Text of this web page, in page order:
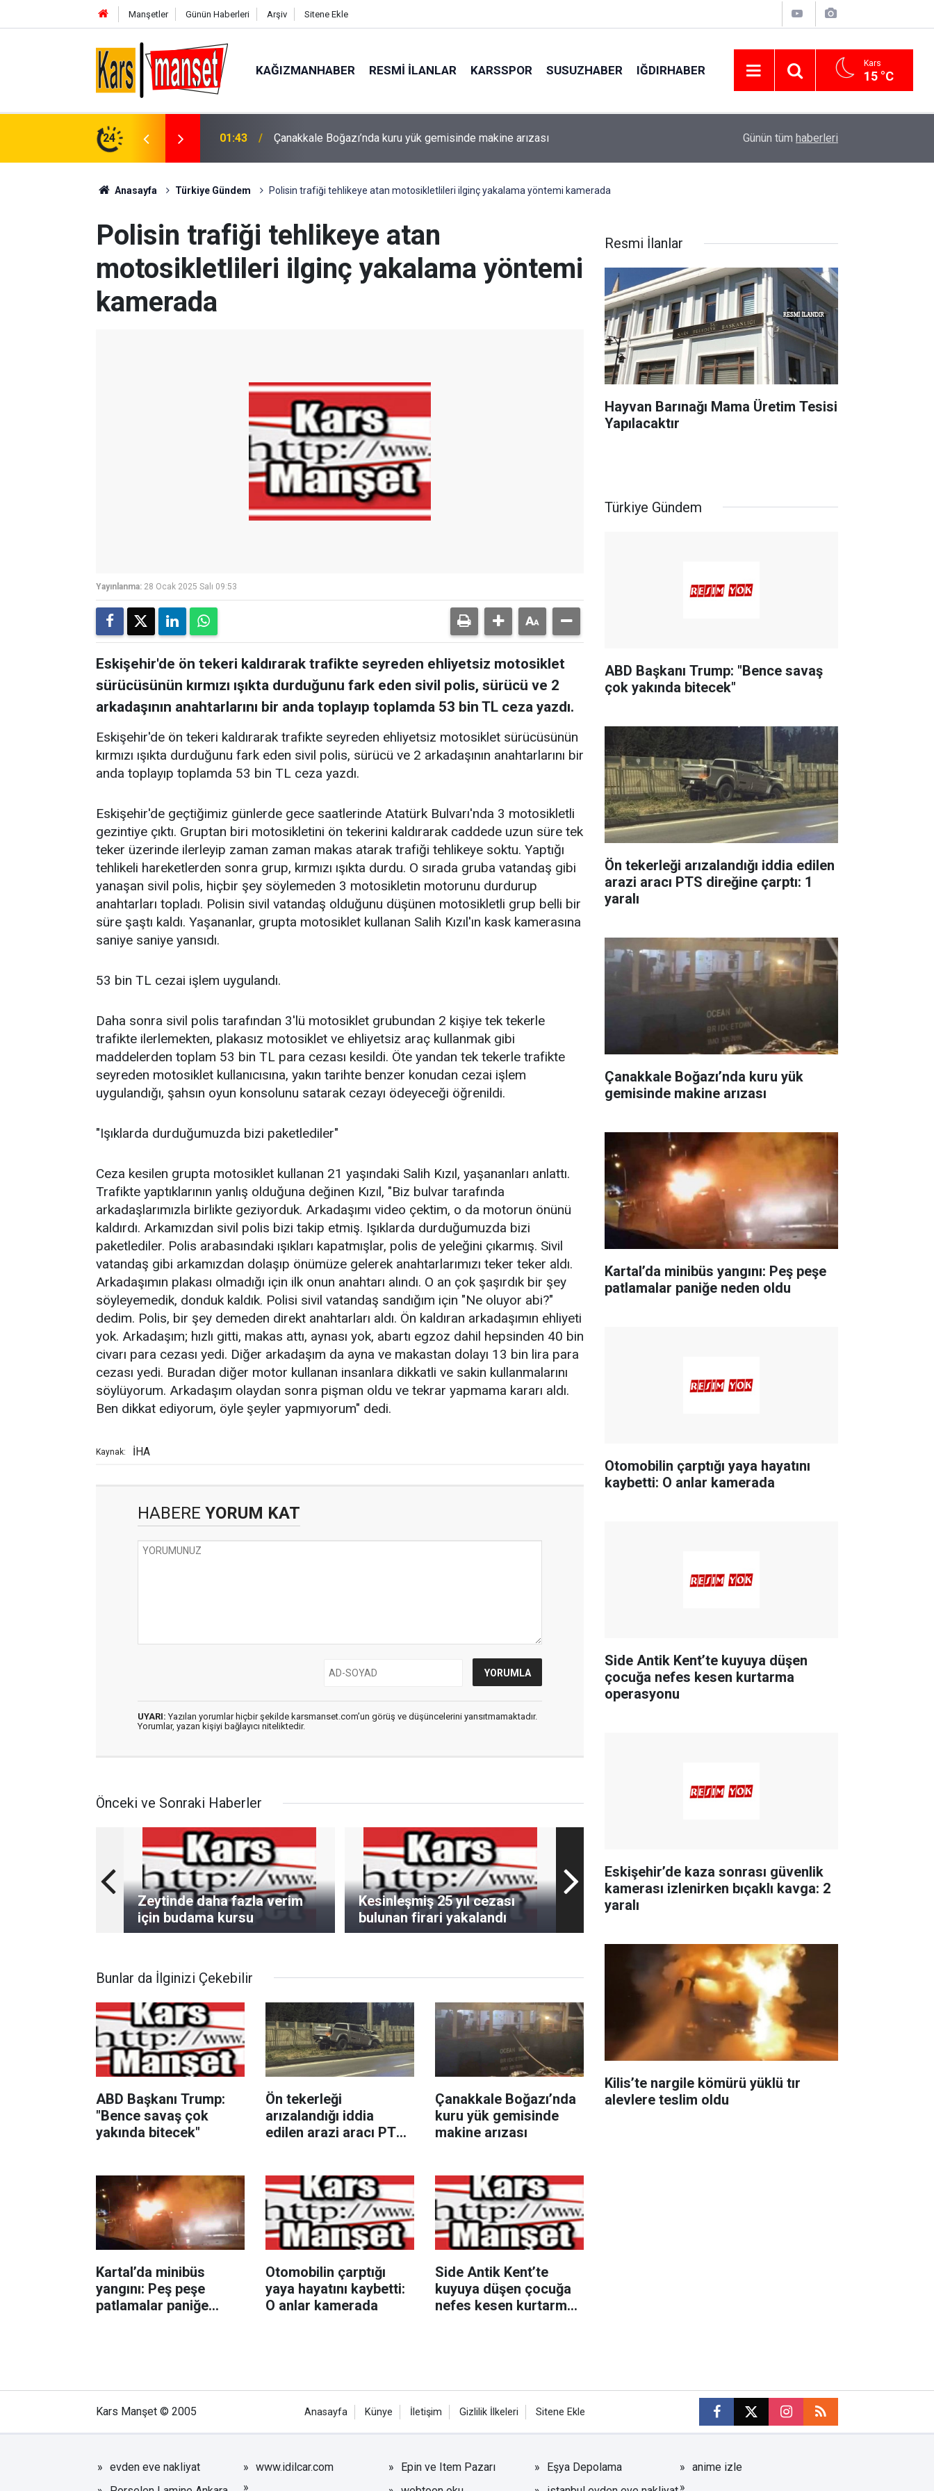
Manşetler Günün Haberleri Arşiv Sitene Ekle
KAĞIZMANHABER RESMI İLANLAR KARSSPOR SUSUZHABER IĞDIRHABER Kars
15 °C
24 00:49 Kartal’da minibüs yangını: Peş peşe patlamalar paniğe neden oldu Otomobilin çarptığı yaya hayatını kaybetti: O
Günün tüm haberleri
Anasayfa Türkiye Gündem Polisin trafiği tehlikeye atan motosikletlileri ilginç yakalama yöntemi kamerada
Polisin trafiği tehlikeye atan
motosikletlileri ilginç yakalama yöntemi
kamerada
Yayınlanma: 28 Ocak 2025 Salı 09:53
Eskişehir'de ön tekeri kaldırarak trafikte seyreden ehliyetsiz motosiklet
sürücüsünün kırmızı ışıkta durduğunu fark eden sivil polis, sürücü ve 2
arkadaşının anahtarlarını bir anda toplayıp toplamda 53 bin TL ceza yazdı.
Eskişehir'de ön tekeri kaldırarak trafikte seyreden ehliyetsiz motosiklet sürücüsünün
kırmızı ışıkta durduğunu fark eden sivil polis, sürücü ve 2 arkadaşının anahtarlarını bir
anda toplayıp toplamda 53 bin TL ceza yazdı.
Eskişehir'de geçtiğimiz günlerde gece saatlerinde Atatürk Bulvarı'nda 3 motosikletli
gezintiye çıktı. Gruptan biri motosikletini ön tekerini kaldırarak caddede uzun süre tek
teker üzerinde ilerleyip zaman zaman makas atarak trafiği tehlikeye soktu. Yaptığı
tehlikeli hareketlerden sonra grup, kırmızı ışıkta durdu. O sırada gruba vatandaş gibi
yanaşan sivil polis, hiçbir şey söylemeden 3 motosikletin motorunu durdurup
anahtarları topladı. Polisin sivil vatandaş olduğunu düşünen motosikletli grup belli bir
süre şaştı kaldı. Yaşananlar, grupta motosiklet kullanan Salih Kızıl'ın kask kamerasına
saniye saniye yansıdı.
53 bin TL cezai işlem uygulandı.
Daha sonra sivil polis tarafından 3'lü motosiklet grubundan 2 kişiye tek tekerle
trafikte ilerlemekten, plakasız motosiklet ve ehliyetsiz araç kullanmak gibi
maddelerden toplam 53 bin TL para cezası kesildi. Öte yandan tek tekerle trafikte
seyreden motosiklet kullanıcısına, yakın tarihte benzer konudan cezai işlem
uygulandığı, şahsın oyun konsolunu satarak cezayı ödeyeceği öğrenildi.
"Işıklarda durduğumuzda bizi paketlediler"
Ceza kesilen grupta motosiklet kullanan 21 yaşındaki Salih Kızıl, yaşananları anlattı.
Trafikte yaptıklarının yanlış olduğuna değinen Kızıl, "Biz bulvar tarafında
arkadaşlarımızla birlikte geziyorduk. Arkadaşımı video çektim, o da motorun önünü
kaldırdı. Arkamızdan sivil polis bizi takip etmiş. Işıklarda durduğumuzda bizi
paketlediler. Polis arabasındaki ışıkları kapatmışlar, polis de yeleğini çıkarmış. Sivil
vatandaş gibi arkamızdan dolaşıp önümüze gelerek anahtarlarımızı teker teker aldı.
Arkadaşımın plakası olmadığı için ilk onun anahtarı alındı. O an çok şaşırdık bir şey
söyleyemedik, donduk kaldık. Polisi sivil vatandaş sandığım için "Ne oluyor abi?"
dedim. Polis, bir şey demeden direkt anahtarları aldı. Ön kaldıran arkadaşımın ehliyeti
yok. Arkadaşım; hızlı gitti, makas attı, aynası yok, abartı egzoz dahil hepsinden 40 bin
civarı para cezası yedi. Diğer arkadaşım da ayna ve makastan dolayı 13 bin lira para
cezası yedi. Buradan diğer motor kullanan insanlara dikkatli ve sakin kullanmalarını
söylüyorum. Arkadaşım olaydan sonra pişman oldu ve tekrar yapmama kararı aldı.
Ben dikkat ediyorum, öyle şeyler yapmıyorum" dedi.
Kaynak: İHA
HABERE YORUM KAT
UYARI: Yazılan yorumlar hiçbir şekilde karsmanset.com’un görüş ve düşüncelerini yansıtmamaktadır.
Yorumlar, yazan kişiyi bağlayıcı niteliktedir.
Önceki ve Sonraki Haberler
Zeytinde daha fazla verim
için budama kursu
Kesinleşmiş 25 yıl cezası
bulunan firari yakalandı
Bunlar da İlginizi Çekebilir
ABD Başkanı Trump:
"Bence savaş çok
yakında bitecek"
Ön tekerleği
arızalandığı iddia
edilen arazi aracı PTS
Çanakkale Boğazı’nda
kuru yük gemisinde
makine arızası
Kartal’da minibüs
yangını: Peş peşe
patlamalar paniğe
Otomobilin çarptığı
yaya hayatını kaybetti:
O anlar kamerada
Side Antik Kent’te
kuyuya düşen çocuğa
nefes kesen kurtarma
Resmi İlanlar
Hayvan Barınağı Mama Üretim Tesisi
Yapılacaktır
Türkiye Gündem
ABD Başkanı Trump: "Bence savaş
çok yakında bitecek"
Ön tekerleği arızalandığı iddia edilen
arazi aracı PTS direğine çarptı: 1
yaralı
Çanakkale Boğazı’nda kuru yük
gemisinde makine arızası
Kartal’da minibüs yangını: Peş peşe
patlamalar paniğe neden oldu
Otomobilin çarptığı yaya hayatını
kaybetti: O anlar kamerada
Side Antik Kent’te kuyuya düşen
çocuğa nefes kesen kurtarma
operasyonu
Eskişehir’de kaza sonrası güvenlik
kamerası izlenirken bıçaklı kavga: 2
yaralı
Kilis’te nargile kömürü yüklü tır
alevlere teslim oldu
Kars Manşet © 2005 Anasayfa Künye İletişim Gizlilik İlkeleri Sitene Ekle
evden eve nakliyat www.idilcar.com Epin ve Item Pazarı Eşya Depolama
anime izle